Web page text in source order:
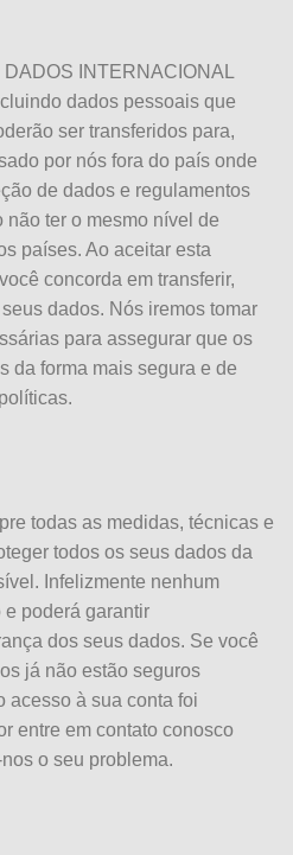
INTERNACIONAL
dados pessoais que
ser transferidos para,
por nós fora do país onde
de dados e regulamentos
ter o mesmo nível de
países. Ao aceitar esta
concorda em transferir,
dados. Nós iremos tomar
para assegurar que os
da forma mais segura e de
todas as medidas, técnicas e
todos os seus dados da
Infelizmente nenhum
poderá garantir
dos seus dados. Se você
já não estão seguros
acesso à sua conta foi
entre em contato conosco
o seu problema.